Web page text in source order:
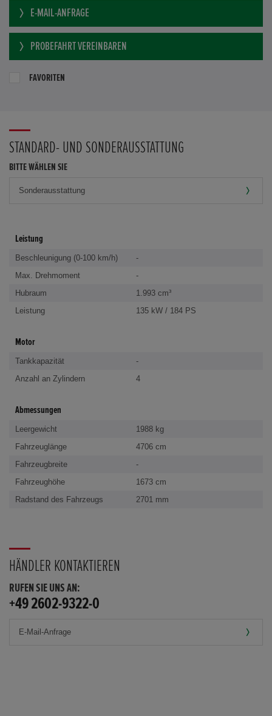
E-MAIL-ANFRAGE
PROBEFAHRT VEREINBAREN
FAVORITEN
STANDARD- UND SONDERAUSSTATTUNG
BITTE WÄHLEN SIE
Leistung
Beschleunigung (0-100 km/h)
-
Max. Drehmoment
-
Hubraum
1.993 cm³
Leistung
135 kW / 184 PS
Motor
Tankkapazität
-
Anzahl an Zylindern
4
Abmessungen
Leergewicht
1988 kg
Fahrzeuglänge
4706 cm
Fahrzeugbreite
-
Fahrzeughöhe
1673 cm
Radstand des Fahrzeugs
2701 mm
HÄNDLER KONTAKTIEREN
RUFEN SIE UNS AN:
+49 2602-9322-0